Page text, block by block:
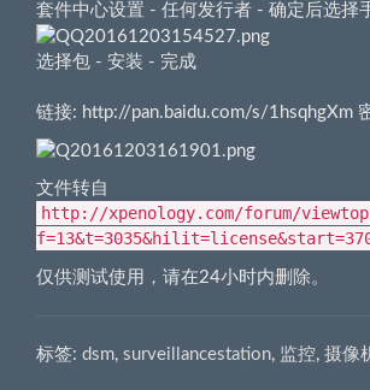
套件中心设置 - 任何发行者 - 确定后选择
选择包 - 安装 - 完成
链接: http://pan.baidu.com/s/1hsqhgXm
文件转自
http://xpenology.com/forum/
仅供测试使用，请在24小时内删除。
标签: dsm, surveillancestation, 监控, 摄像